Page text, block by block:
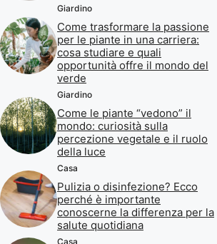
Giardino
Come trasformare la passione
per le piante in una carriera:
cosa studiare e quali
opportunità offre il mondo del
verde
Giardino
Come le piante “vedono” il
mondo: curiosità sulla
percezione vegetale e il ruolo
della luce
Casa
Pulizia o disinfezione? Ecco
perché è importante
conoscerne la differenza per la
salute quotidiana
Casa